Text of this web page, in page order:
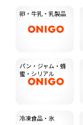
卵・牛乳・乳製品
パン・ジャム・蜂
蜜・シリアル
冷凍食品・氷